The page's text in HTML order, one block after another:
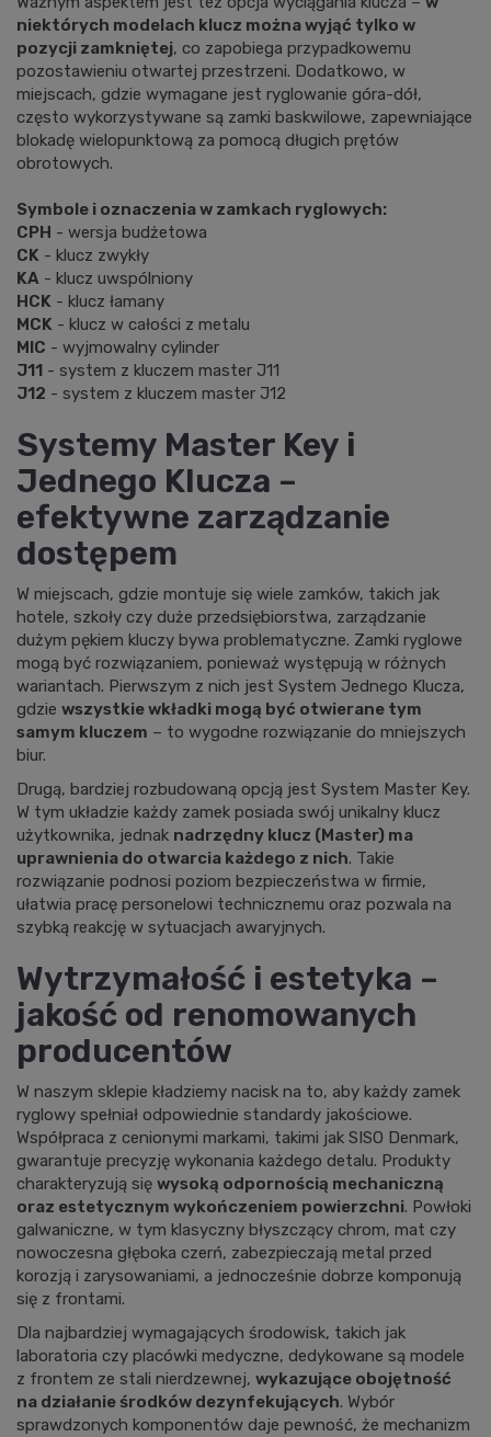
niektórych modelach klucz można wyjąć tylko w
pozycji zamkniętej, co zapobiega przypadkowemu
pozostawieniu otwartej przestrzeni. Dodatkowo, w
miejscach, gdzie wymagane jest ryglowanie góra-dół,
często wykorzystywane są zamki baskwilowe, zapewniające
blokadę wielopunktową za pomocą długich prętów
obrotowych.
Symbole i oznaczenia w zamkach ryglowych:
CPH - wersja budżetowa
CK - klucz zwykły
KA - klucz uwspólniony
HCK - klucz łamany
MCK - klucz w całości z metalu
MIC - wyjmowalny cylinder
J11 - system z kluczem master J11
J12 - system z kluczem master J12
Systemy Master Key i
Jednego Klucza –
efektywne zarządzanie
dostępem
W miejscach, gdzie montuje się wiele zamków, takich jak
hotele, szkoły czy duże przedsiębiorstwa, zarządzanie
dużym pękiem kluczy bywa problematyczne. Zamki ryglowe
mogą być rozwiązaniem, ponieważ występują w różnych
wariantach. Pierwszym z nich jest System Jednego Klucza,
gdzie wszystkie wkładki mogą być otwierane tym
samym kluczem – to wygodne rozwiązanie do mniejszych
biur.
Drugą, bardziej rozbudowaną opcją jest System Master Key.
W tym układzie każdy zamek posiada swój unikalny klucz
użytkownika, jednak nadrzędny klucz (Master) ma
uprawnienia do otwarcia każdego z nich. Takie
rozwiązanie podnosi poziom bezpieczeństwa w firmie,
ułatwia pracę personelowi technicznemu oraz pozwala na
szybką reakcję w sytuacjach awaryjnych.
Wytrzymałość i estetyka –
jakość od renomowanych
producentów
W naszym sklepie kładziemy nacisk na to, aby każdy zamek
ryglowy spełniał odpowiednie standardy jakościowe.
Współpraca z cenionymi markami, takimi jak SISO Denmark,
gwarantuje precyzję wykonania każdego detalu. Produkty
charakteryzują się wysoką odpornością mechaniczną
oraz estetycznym wykończeniem powierzchni. Powłoki
galwaniczne, w tym klasyczny błyszczący chrom, mat czy
nowoczesna głęboka czerń, zabezpieczają metal przed
korozją i zarysowaniami, a jednocześnie dobrze komponują
się z frontami.
Dla najbardziej wymagających środowisk, takich jak
laboratoria czy placówki medyczne, dedykowane są modele
z frontem ze stali nierdzewnej, wykazujące obojętność
na działanie środków dezynfekujących. Wybór
sprawdzonych komponentów daje pewność, że mechanizm